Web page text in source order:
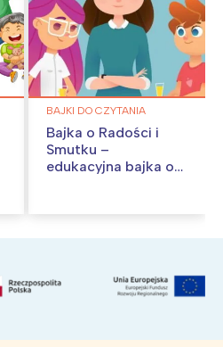
BAJKI DO CZYTANIA
Bajka o Radości i
Smutku –
edukacyjna bajka o